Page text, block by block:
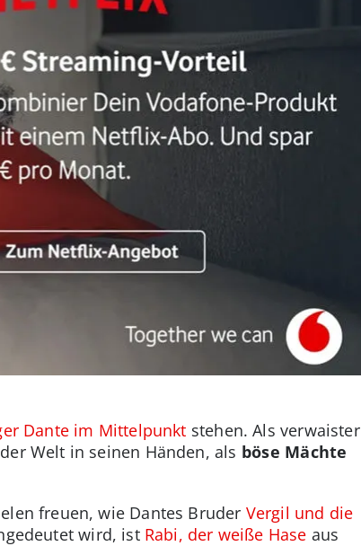
Dante im Mittelpunkt stehen. Als verwaister
Welt in seinen Händen, als böse Mächte
freuen, wie Dantes Bruder Vergil und die
wird, ist Rabi, der weiße Hase aus